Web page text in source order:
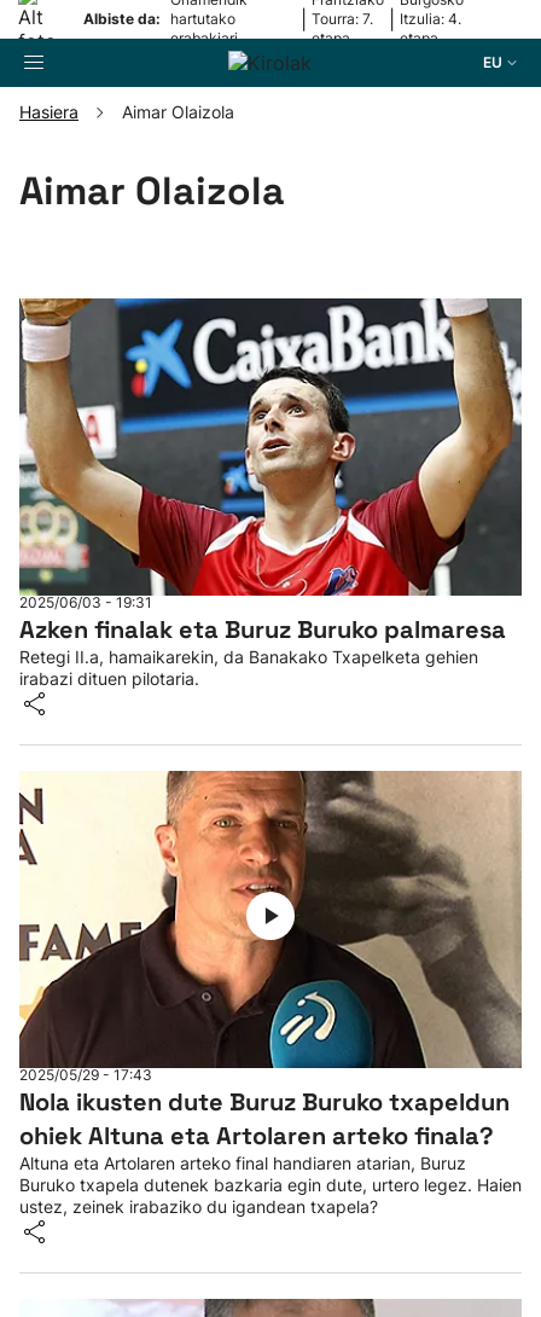
Albiste da:
hartutako
erabakiari
erantzun dio
Tourra: 7.
etapa
Itzulia: 4.
etapa
EU
Pilota
Arrauna
Saskibaloia
Txirrindularitza
Herri-kirolak
Eskubaloia
Kirolak 360
Mendi-lasterketak
"Helmuga"
Hasiera Aimar Olaizola
Aimar Olaizola
2025/06/03 - 19:31
Azken finalak eta Buruz Buruko palmaresa
Retegi II.a, hamaikarekin, da Banakako Txapelketa gehien
irabazi dituen pilotaria.
2025/05/29 - 17:43
Nola ikusten dute Buruz Buruko txapeldun
ohiek Altuna eta Artolaren arteko finala?
Altuna eta Artolaren arteko final handiaren atarian, Buruz
Buruko txapela dutenek bazkaria egin dute, urtero legez. Haien
ustez, zeinek irabaziko du igandean txapela?